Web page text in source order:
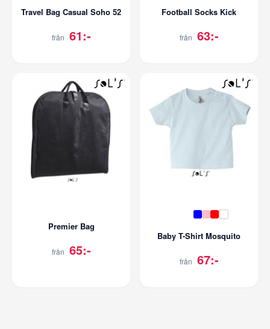
Travel Bag Casual Soho 52
från 61:-
Football Socks Kick
från 63:-
Premier Bag
från 65:-
Baby T-Shirt Mosquito
från 67:-